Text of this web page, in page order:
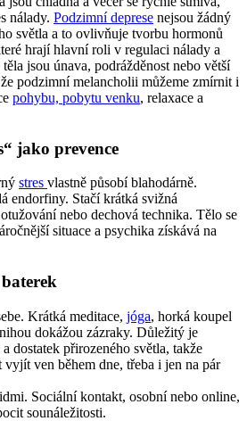
nálady. Podzimní deprese nejsou žádný
světla a to ovlivňuje tvorbu hormonů
hrají hlavní roli v regulaci nálady a
jsou únava, podrážděnost nebo větší
podzimní melancholii můžeme zmírnit i
pohybu, pobytu venku, relaxace a
jako prevence
stres vlastně působí blahodárně.
endorfiny. Stačí krátká svižná
nebo dechová technika. Tělo se
situace a psychika získává na
Krátká meditace, jóga, horká koupel
dokážou zázraky. Důležitý je
dostatek přirozeného světla, takže
ven během dne, třeba i jen na pár
Sociální kontakt, osobní nebo online,
sounáležitosti.